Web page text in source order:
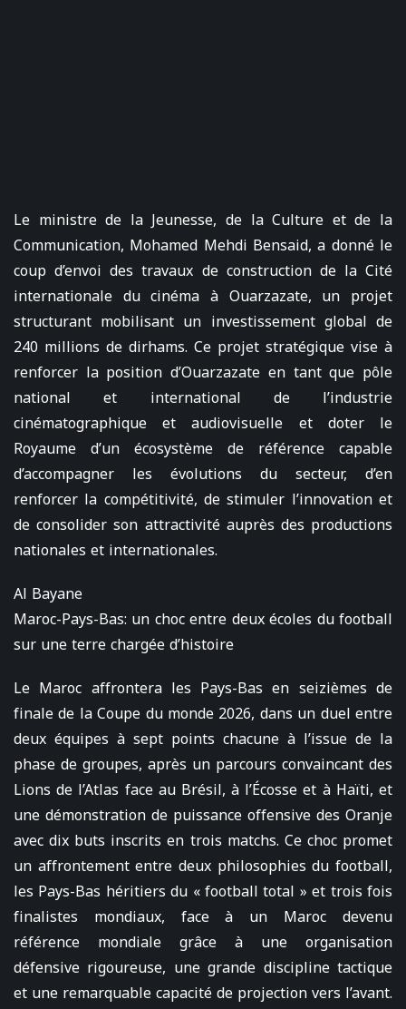
Le ministre de la Jeunesse, de la Culture et de la
Communication, Mohamed Mehdi Bensaid, a donné le
coup d’envoi des travaux de construction de la Cité
internationale du cinéma à Ouarzazate, un projet
structurant mobilisant un investissement global de
240 millions de dirhams. Ce projet stratégique vise à
renforcer la position d’Ouarzazate en tant que pôle
national et international de l’industrie
cinématographique et audiovisuelle et doter le
Royaume d’un écosystème de référence capable
d’accompagner les évolutions du secteur, d’en
renforcer la compétitivité, de stimuler l’innovation et
de consolider son attractivité auprès des productions
nationales et internationales.
Al Bayane
Maroc-Pays-Bas: un choc entre deux écoles du football
sur une terre chargée d’histoire
Le Maroc affrontera les Pays-Bas en seizièmes de
finale de la Coupe du monde 2026, dans un duel entre
deux équipes à sept points chacune à l’issue de la
phase de groupes, après un parcours convaincant des
Lions de l’Atlas face au Brésil, à l’Écosse et à Haïti, et
une démonstration de puissance offensive des Oranje
avec dix buts inscrits en trois matchs. Ce choc promet
un affrontement entre deux philosophies du football,
les Pays-Bas héritiers du « football total » et trois fois
finalistes mondiaux, face à un Maroc devenu
référence mondiale grâce à une organisation
défensive rigoureuse, une grande discipline tactique
et une remarquable capacité de projection vers l’avant.